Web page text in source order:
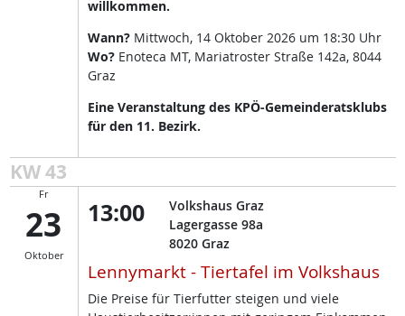
willkommen.
Wann? Mittwoch, 14 Oktober 2026 um 18:30 Uhr
Wo? Enoteca MT, Mariatroster Straße 142a, 8044
Graz
Eine Veranstaltung des KPÖ-Gemeinderatsklubs
für den 11. Bezirk.
KW 43
Fr
23
Oktober
13:00
Volkshaus Graz
Lagergasse 98a
8020 Graz
Lennymarkt - Tiertafel im Volkshaus
Die Preise für Tierfutter steigen und viele